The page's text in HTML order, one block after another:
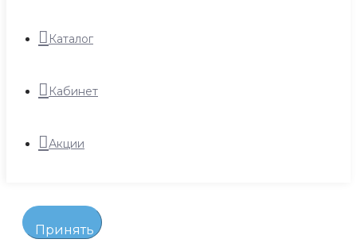
Каталог
Кабинет
Акции
Принять